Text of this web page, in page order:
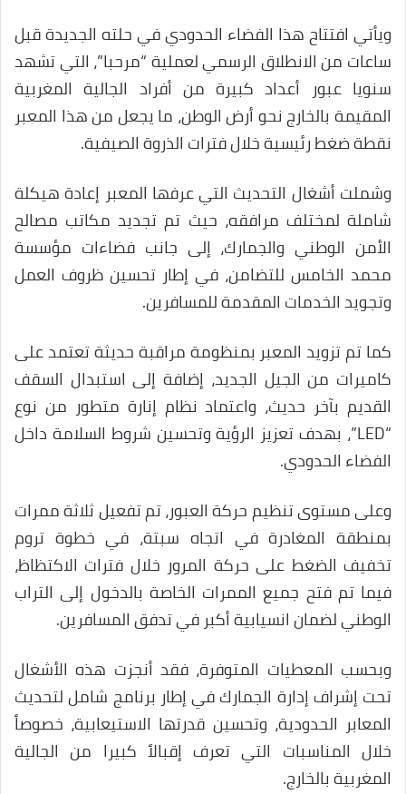
ويأتي افتتاح هذا الفضاء الحدودي في حلته الجديدة قبل
ساعات من الانطلاق الرسمي لعملية “مرحبا”، التي تشهد
سنويا عبور أعداد كبيرة من أفراد الجالية المغربية
المقيمة بالخارج نحو أرض الوطن، ما يجعل من هذا المعبر
نقطة ضغط رئيسية خلال فترات الذروة الصيفية.
وشملت أشغال التحديث التي عرفها المعبر إعادة هيكلة
شاملة لمختلف مرافقه، حيث تم تجديد مكاتب مصالح
الأمن الوطني والجمارك، إلى جانب فضاءات مؤسسة
محمد الخامس للتضامن، في إطار تحسين ظروف العمل
وتجويد الخدمات المقدمة للمسافرين.
كما تم تزويد المعبر بمنظومة مراقبة حديثة تعتمد على
كاميرات من الجيل الجديد، إضافة إلى استبدال السقف
القديم بآخر حديث، واعتماد نظام إنارة متطور من نوع
“LED”، بهدف تعزيز الرؤية وتحسين شروط السلامة داخل
الفضاء الحدودي.
وعلى مستوى تنظيم حركة العبور، تم تفعيل ثلاثة ممرات
بمنطقة المغادرة في اتجاه سبتة، في خطوة تروم
تخفيف الضغط على حركة المرور خلال فترات الاكتظاظ،
فيما تم فتح جميع الممرات الخاصة بالدخول إلى التراب
الوطني لضمان انسيابية أكبر في تدفق المسافرين.
وبحسب المعطيات المتوفرة، فقد أنجزت هذه الأشغال
تحت إشراف إدارة الجمارك في إطار برنامج شامل لتحديث
المعابر الحدودية، وتحسين قدرتها الاستيعابية، خصوصاً
خلال المناسبات التي تعرف إقبالاً كبيرا من الجالية
المغربية بالخارج.